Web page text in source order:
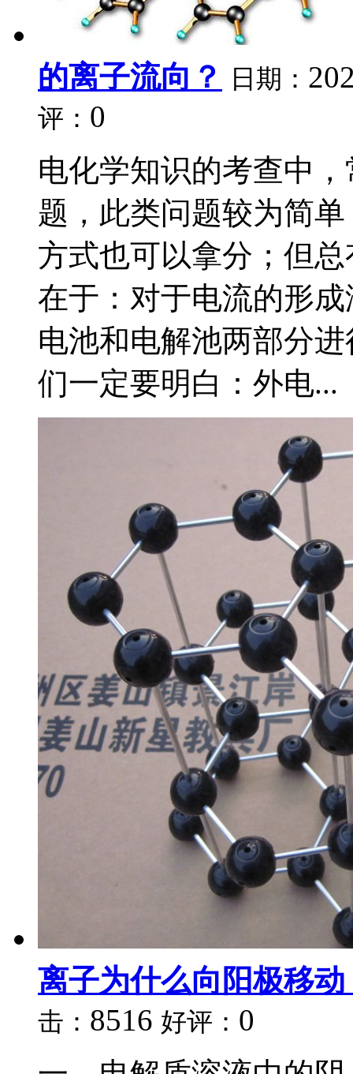
的离子流向？ 日期：
评： 0
电化学知识的考查中
题，此类问题较为简
方式也可以拿分；但
在于：对于电流的形
电池和电解池两部分
们一定要明白：外电...
离子为什么向阳极移动
击： 8516 好评： 0